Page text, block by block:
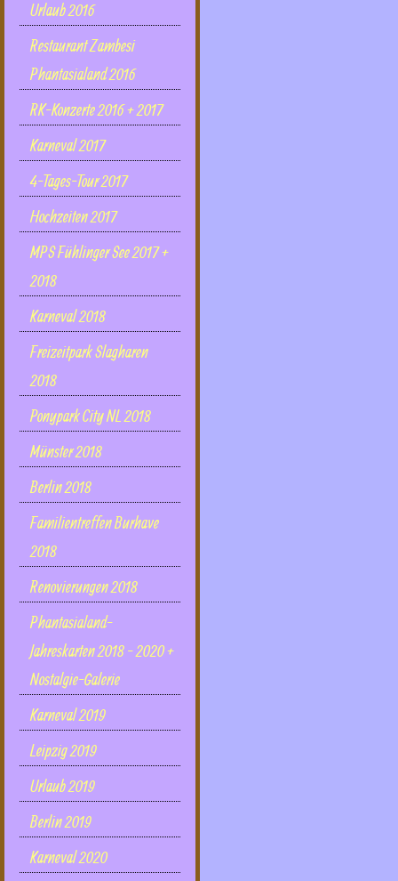
Urlaub 2016
Restaurant Zambesi
Phantasialand 2016
RK-Konzerte 2016 + 2017
Karneval 2017
4-Tages-Tour 2017
Hochzeiten 2017
MPS Fühlinger See 2017 +
2018
Karneval 2018
Freizeitpark Slagharen
2018
Ponypark City NL 2018
Münster 2018
Berlin 2018
Familientreffen Burhave
2018
Renovierungen 2018
Phantasialand-
Jahreskarten 2018 - 2020 +
Nostalgie-Galerie
Karneval 2019
Leipzig 2019
Urlaub 2019
Berlin 2019
Karneval 2020